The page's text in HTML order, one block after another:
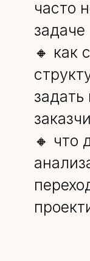
часто
задаче
🔸 как
🔸 что